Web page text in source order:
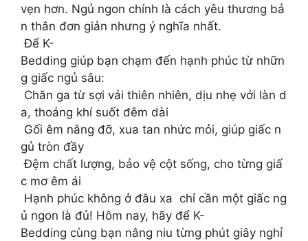
vẹn hơn. Ngủ ngon chính là cách yêu thương bả
n thân đơn giản nhưng ý nghĩa nhất.
Để K-
Bedding giúp bạn chạm đến hạnh phúc từ nhữn
g giấc ngủ sâu:
Chăn ga từ sợi vải thiên nhiên, dịu nhẹ với làn d
a, thoáng khí suốt đêm dài
Gối êm nâng đỡ, xua tan nhức mỏi, giúp giấc n
gủ tròn đầy
Đệm chất lượng, bảo vệ cột sống, cho từng giấ
c mơ êm ái
Hạnh phúc không ở đâu xa chỉ cần một giấc ng
ủ ngon là đủ! Hôm nay, hãy để K-
Bedding cùng bạn nâng niu từng phút giây nghỉ